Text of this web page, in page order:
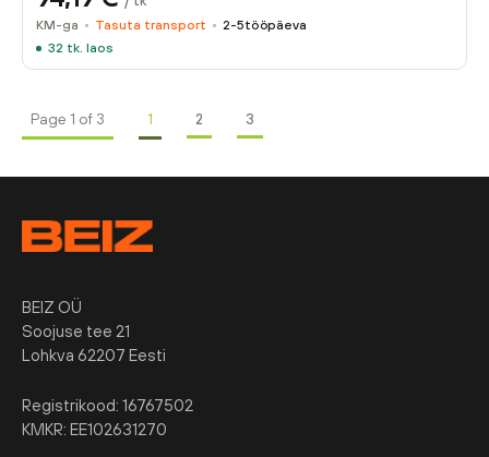
KM-ga Tasuta transport 2-5tööpäeva
32 tk. laos
Page 1 of 3 1 2 3
BEIZ OÜ
Soojuse tee 21
Lohkva 62207 Eesti
Registrikood: 16767502
KMKR: EE102631270